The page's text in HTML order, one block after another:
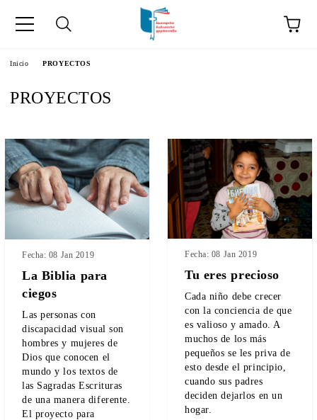
"Inicio".
Inicio PROYECTOS
PROYECTOS
La Biblia para
ciegos
Fecha: 08 Jan 2019
Las personas con
discapacidad visual son
hombres y mujeres de
Dios que conocen el
mundo y los textos de
las Sagradas Escrituras
de una manera diferente.
El proyecto para
Tu eres precioso
Fecha: 08 Jan 2019
Cada niño debe crecer
con la conciencia de que
es valioso y amado. A
muchos de los más
pequeños se les priva de
esto desde el principio,
cuando sus padres
deciden dejarlos en un
hogar.